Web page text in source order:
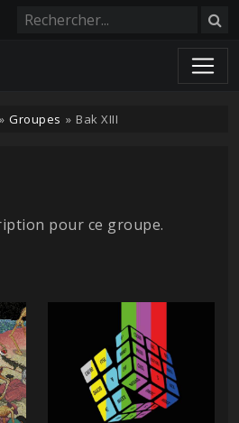
» Groupes » Bak XIII
pour ce groupe.